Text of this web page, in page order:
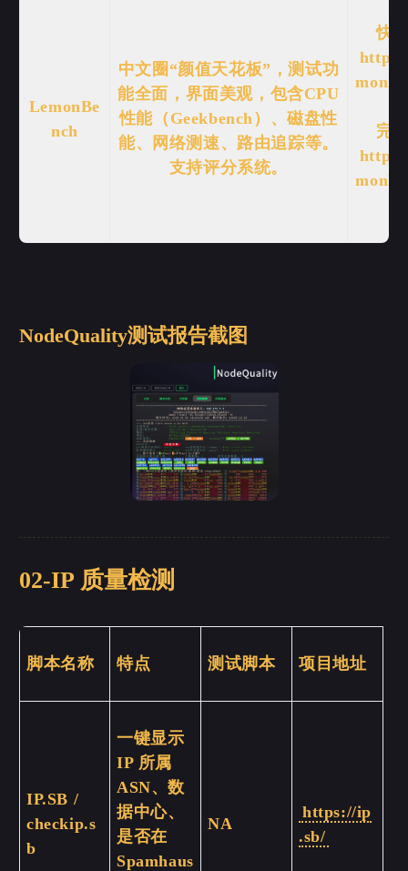
LemonBe
nch
中文圈“颜值天花板”，测试功
能全面，界面美观，包含CPU
性能（Geekbench）、磁盘性
能、网络测速、路由追踪等。
支持评分系统。
快
完
NodeQuality测试报告截图
02-IP 质量检测
脚本名称 特点 测试脚本 项目地址
IP.SB /
checkip.s
b
一键显示
IP 所属
ASN、数
据中心、
是否在
Spamhaus
NA
https://ip
.sb/